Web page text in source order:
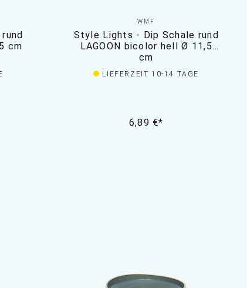
cm
WMF
Style Lights - Dip Schale rund
LAGOON bicolor hell Ø 11,5
cm
LIEFERZEIT 10-14 TAGE
6,89 €*